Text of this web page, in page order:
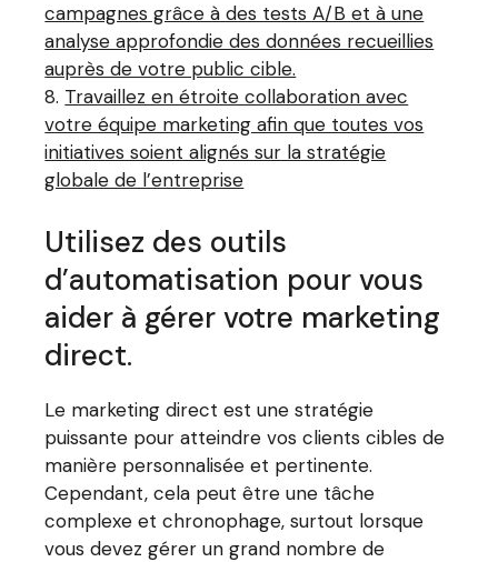
campagnes grâce à des tests A/B et à une
analyse approfondie des données recueillies
auprès de votre public cible.
Travaillez en étroite collaboration avec
votre équipe marketing afin que toutes vos
initiatives soient alignés sur la stratégie
globale de l’entreprise
Utilisez des outils
d’automatisation pour vous
aider à gérer votre marketing
direct.
Le marketing direct est une stratégie
puissante pour atteindre vos clients cibles de
manière personnalisée et pertinente.
Cependant, cela peut être une tâche
complexe et chronophage, surtout lorsque
vous devez gérer un grand nombre de